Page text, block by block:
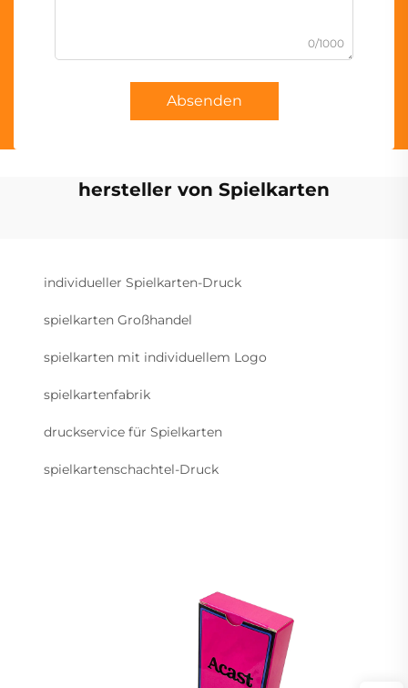
0/1000
Absenden
hersteller von Spielkarten
individueller Spielkarten-Druck
spielkarten Großhandel
spielkarten mit individuellem Logo
spielkartenfabrik
druckservice für Spielkarten
spielkartenschachtel-Druck